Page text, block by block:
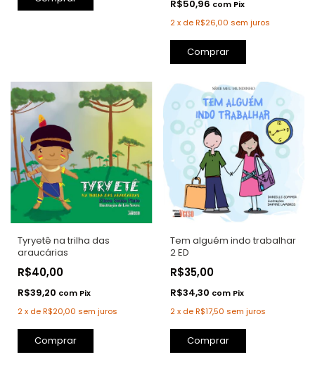
R$50,96 com Pix
2 x deR$26,00 sem juros
Comprar
Tyryetê na trilha das
araucárias
R$40,00
R$39,20 com Pix
2x deR$20,00 sem juros
Comprar
Tem alguém indo trabalhar
2 ED
R$35,00
R$34,30 com Pix
2 x deR$17,50 sem juros
Comprar